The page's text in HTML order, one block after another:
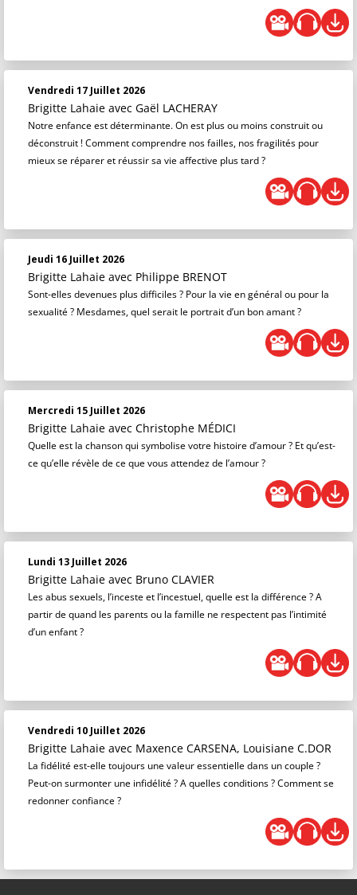
Vendredi 17 Juillet 2026
Brigitte Lahaie avec Gaël LACHERAY
Notre enfance est déterminante. On est plus ou moins construit ou
déconstruit ! Comment comprendre nos failles, nos fragilités pour
mieux se réparer et réussir sa vie affective plus tard ?
Jeudi 16 Juillet 2026
Brigitte Lahaie avec Philippe BRENOT
Sont-elles devenues plus difficiles ? Pour la vie en général ou pour la
sexualité ? Mesdames, quel serait le portrait d’un bon amant ?
Mercredi 15 Juillet 2026
Brigitte Lahaie avec Christophe MÉDICI
Quelle est la chanson qui symbolise votre histoire d’amour ? Et qu’est-
ce qu’elle révèle de ce que vous attendez de l’amour ?
Lundi 13 Juillet 2026
Brigitte Lahaie avec Bruno CLAVIER
Les abus sexuels, l’inceste et l’incestuel, quelle est la différence ? A
partir de quand les parents ou la famille ne respectent pas l’intimité
d’un enfant ?
Vendredi 10 Juillet 2026
Brigitte Lahaie avec Maxence CARSENA, Louisiane C.DOR
La fidélité est-elle toujours une valeur essentielle dans un couple ?
Peut-on surmonter une infidélité ? A quelles conditions ? Comment se
redonner confiance ?